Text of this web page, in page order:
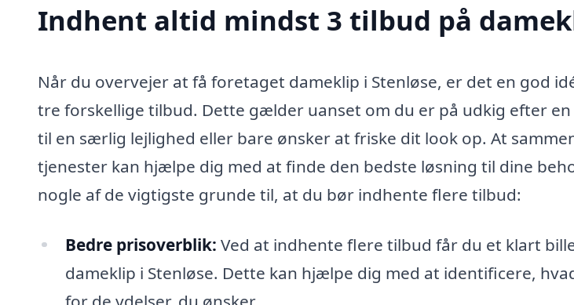
Indhent altid mindst 3 tilbud på
Når du overvejer at få foretaget dameklip i Stenløse, er det en god
tre forskellige tilbud. Dette gælder uanset om du er på udkig efter
til en særlig lejlighed eller bare ønsker at friske dit look op. At
tjenester kan hjælpe dig med at finde den bedste løsning til dine
nogle af de vigtigste grunde til, at du bør indhente flere tilbud:
Bedre prisoverblik: Ved at indhente flere tilbud får du et klart
dameklip i Stenløse. Dette kan hjælpe dig med at identificere,